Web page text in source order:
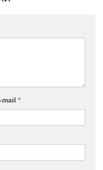
mail *